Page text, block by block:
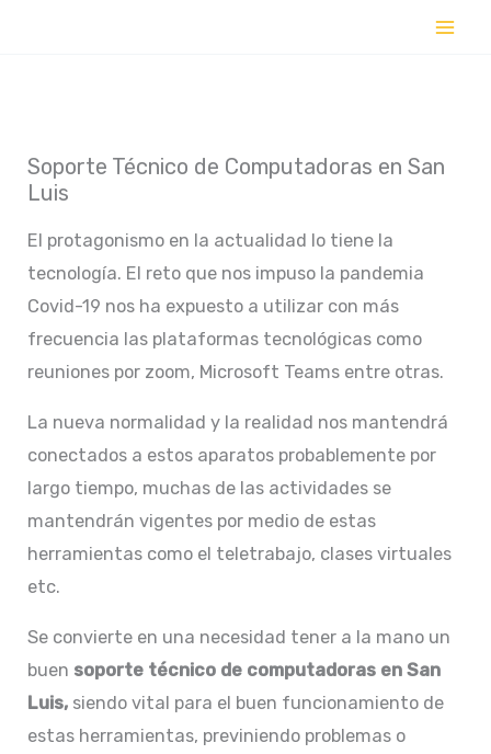
Soporte Técnico de Computadoras en San
Luis
El protagonismo en la actualidad lo tiene la
tecnología. El reto que nos impuso la pandemia
Covid-19 nos ha expuesto a utilizar con más
frecuencia las plataformas tecnológicas como
reuniones por zoom, Microsoft Teams entre otras.
La nueva normalidad y la realidad nos mantendrá
conectados a estos aparatos probablemente por
largo tiempo, muchas de las actividades se
mantendrán vigentes por medio de estas
herramientas como el teletrabajo, clases virtuales
etc.
Se convierte en una necesidad tener a la mano un
buen soporte técnico de computadoras en San
Luis, siendo vital para el buen funcionamiento de
estas herramientas, previniendo problemas o